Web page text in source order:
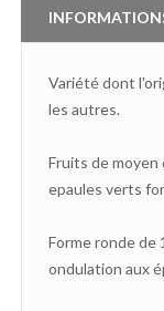
Variété dont
les autres.
Fruits de moyen
epaules verts
Forme ronde de
ondulation aux